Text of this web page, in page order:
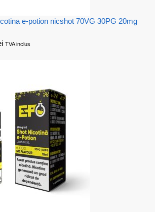
e-potion nicshot 70VG 30PG 20mg
TVA inclus